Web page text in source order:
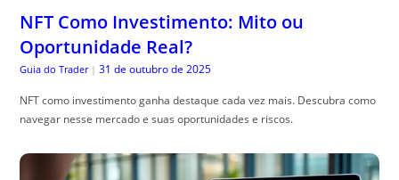
NFT Como Investimento: Mito ou
Oportunidade Real?
Guia do Trader | 31 de outubro de 2025
NFT como investimento ganha destaque cada vez mais. Descubra como
navegar nesse mercado e suas oportunidades e riscos.